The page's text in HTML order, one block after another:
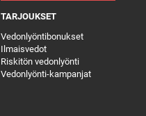
TARJOUKSET
Vedonlyöntibonukset
Ilmaisvedot
Riskitön vedonlyönti
Vedonlyönti-kampanjat